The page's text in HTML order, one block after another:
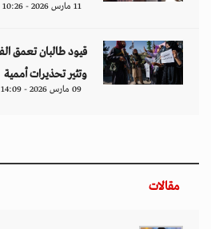
11 مارس 2026 - 10:26
قيود طالبان تعمق
وتثير تحذيرات أممية
09 مارس 2026 - 14:09
مقالات